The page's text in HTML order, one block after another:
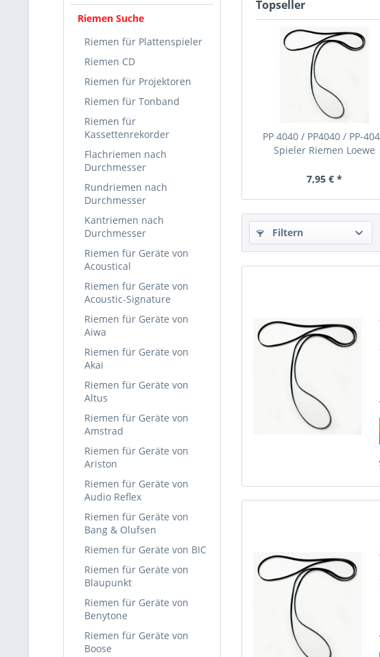
Riemen Suche
Riemen für Plattenspieler
Riemen CD
Riemen für Projektoren
Riemen für Tonband
Riemen für
Kassettenrekorder
Flachriemen nach
Durchmesser
Rundriemen nach
Durchmesser
Kantriemen nach
Durchmesser
Riemen für Geräte von
Acoustical
Riemen für Geräte von
Acoustic-Signature
Riemen für Geräte von
Aiwa
Riemen für Geräte von
Akai
Riemen für Geräte von
Altus
Riemen für Geräte von
Amstrad
Riemen für Geräte von
Ariston
Riemen für Geräte von
Audio Reflex
Riemen für Geräte von
Bang & Olufsen
Riemen für Geräte von BIC
Riemen für Geräte von
Blaupunkt
Riemen für Geräte von
Benytone
Riemen für Geräte von
Boose
Topseller
PP 4040 / PP4040 / PP-
Spieler Riemen Loewe
7,95 € *
Filtern